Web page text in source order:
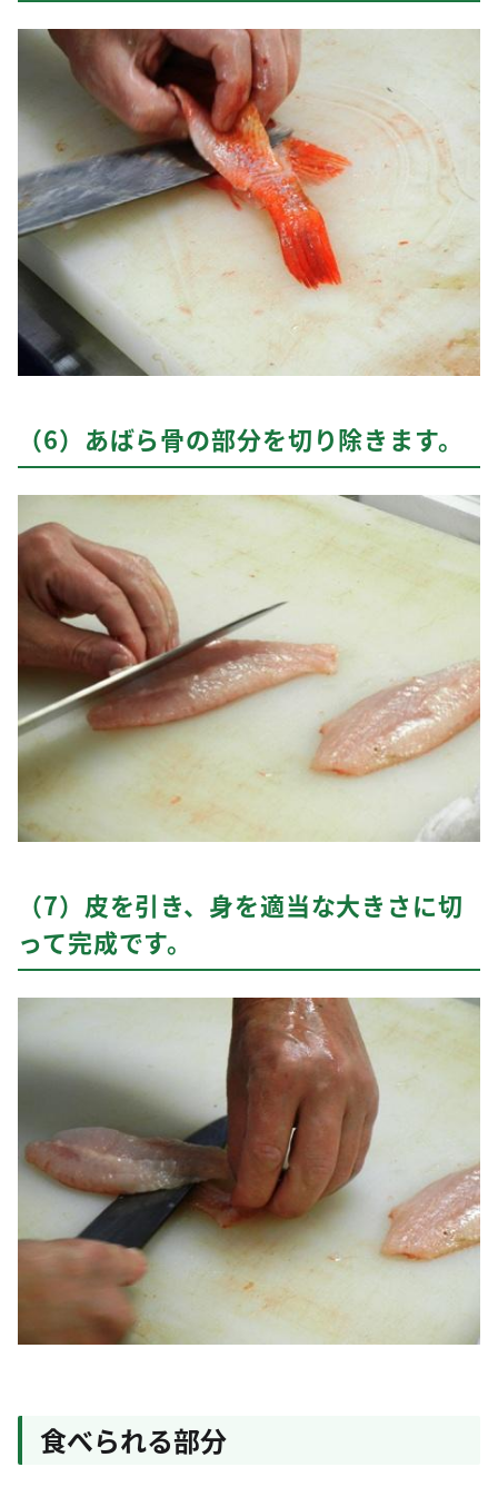
（6）あばら骨の部分を切り除きます。
（7）皮を引き、身を適当な大きさに切
って完成です。
食べられる部分